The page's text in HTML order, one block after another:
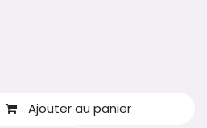
Ajouter au panier